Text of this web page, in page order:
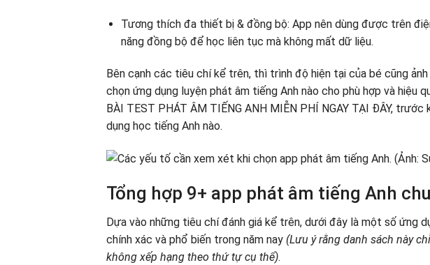
Tương thích đa thiết bị & đồng bộ: App nên dùng được trên
năng đồng bộ để học liên tục mà không mất dữ liệu.
Bên cạnh các tiêu chí kể trên, thì trình độ hiện tại của bé cũng
chọn ứng dụng luyện phát âm tiếng Anh nào cho phù hợp và hiệu
BÀI TEST PHÁT ÂM TIẾNG ANH MIỄN PHÍ NGAY TẠI ĐÂY,
dụng học tiếng Anh nào.
Tổng hợp 9+ app phát âm tiếng Anh
Dựa vào những tiêu chí đánh giá kể trên, dưới đây là một số ứng
chính xác và phổ biến trong năm nay (Lưu ý rằng danh sách này
không xếp hạng theo thứ tự cụ thể).